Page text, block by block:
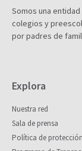
Somos una
colegios y
por padres de
Explora
Nuestra red
Sala de prensa
Política de